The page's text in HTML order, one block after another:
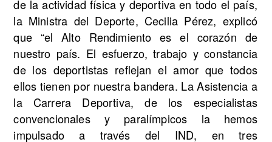
de la actividad física y deportiva en todo el país,
la Ministra del Deporte, Cecilia Pérez, explicó
que “el Alto Rendimiento es el corazón de
nuestro país. El esfuerzo, trabajo y constancia
de los deportistas reflejan el amor que todos
ellos tienen por nuestra bandera. La Asistencia a
la Carrera Deportiva, de los especialistas
convencionales y paralímpicos la hemos
impulsado a través del IND, en tres